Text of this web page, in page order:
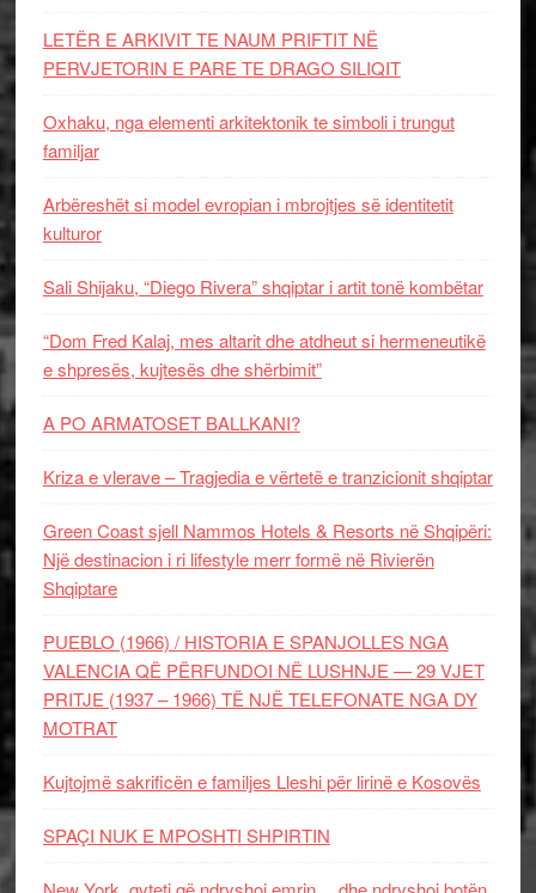
LETËR E ARKIVIT TE NAUM PRIFTIT NË
PERVJETORIN E PARE TE DRAGO SILIQIT
Oxhaku, nga elementi arkitektonik te simboli i trungut
familjar
Arbëreshët si model evropian i mbrojtjes së identitetit
kulturor
Sali Shijaku, “Diego Rivera” shqiptar i artit tonë kombëtar
“Dom Fred Kalaj, mes altarit dhe atdheut si hermeneutikë
e shpresës, kujtesës dhe shërbimit”
A PO ARMATOSET BALLKANI?
Kriza e vlerave – Tragjedia e vërtetë e tranzicionit shqiptar
Green Coast sjell Nammos Hotels & Resorts në Shqipëri:
Një destinacion i ri lifestyle merr formë në Rivierën
Shqiptare
PUEBLO (1966) / HISTORIA E SPANJOLLES NGA
VALENCIA QË PËRFUNDOI NË LUSHNJE — 29 VJET
PRITJE (1937 – 1966) TË NJË TELEFONATE NGA DY
MOTRAT
Kujtojmë sakrificën e familjes Lleshi për lirinë e Kosovës
SPAÇI NUK E MPOSHTI SHPIRTIN